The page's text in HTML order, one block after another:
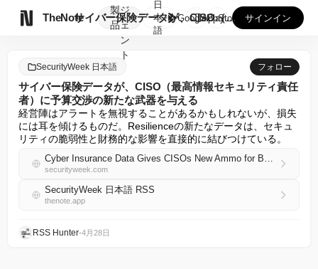
TheNote
製
品
ジ
ェ
ン
ト
サイバー保険データが、CISO（最高情報セキュリティ責任者）...
日
本
語
GooglePlay
AppStore サインイン
SecurityWeek 日本語 フォロー
サイバー保険データが、CISO（最高情報セキュリティ責任
者）に予算交渉の新たな武器を与える
経営陣はアラートを無視することがあるかもしれないが、損失
には耳を傾けるものだ。Resilienceの新たなデータは、セキュ
リティの脆弱性と財務的な影響を直接的に結びつけている。
Cyber Insurance Data Gives CISOs New Ammo for Budget Talks
securityweek.com
SecurityWeek 日本語 RSS
thenote.app
RSS Hunter•4月28日